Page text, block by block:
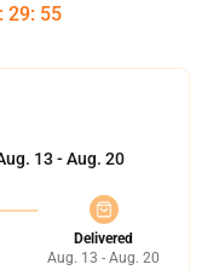
: 29: 54
13 - Aug. 20
Delivered
Aug. 13 - Aug. 20